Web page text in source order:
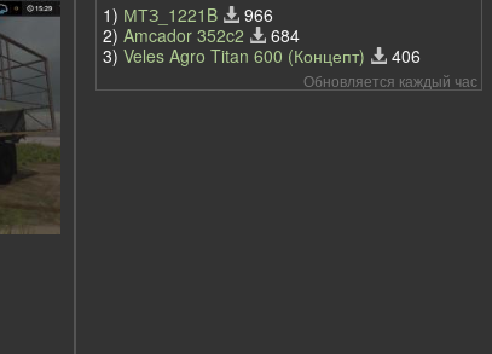
1) МТЗ_1221B
966
2) Amcador 352c2
684
3) Veles Agro Titan 600 (Концепт) 406
Обновляется каждый час